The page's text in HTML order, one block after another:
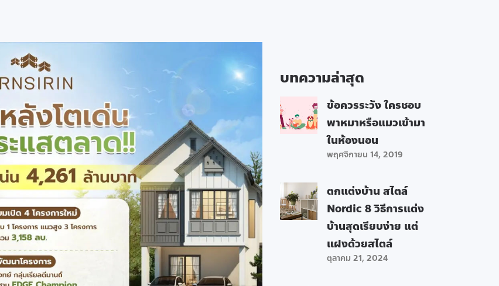
บทความล่าสุด
ข้อควรระวัง ใครชอบ
พาหมาหรือแมวเข้ามา
ในห้องนอน
พฤศจิกายน 14, 2019
ตกแต่งบ้าน สไตล์
Nordic 8 วิธีการแต่ง
บ้านสุดเรียบง่าย แต่
แฝงด้วยสไตล์
ตุลาคม 21, 2024